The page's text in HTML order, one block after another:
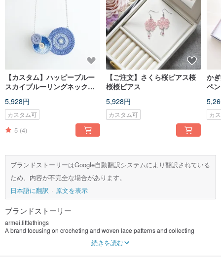
【カスタム】ハッピーブルー
スカイブルーリングネックレ
クレス
5,928円
カスタム可
5 (4)
【ご注文】さくら桜ピアス桜
桜桜ピアス
5,928円
カスタム可
か
ペ
カ
ブランドストーリーはGoogle自動翻訳システムにより翻訳されている
ため、内容が不完全な場合があります。
日本語に翻訳
原文を表示
ブランドストーリー
armei.littlethings
A brand focusing on crocheting and woven lace patterns and collecting
exquisite small objects to produce high-quality accessories.
続きを読む